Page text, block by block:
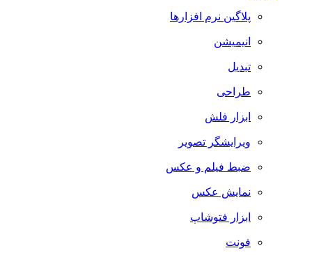
پلاگین نرم افزارها
انیمیشن
تبدیل
طراحی
ابزار فلش
ویرایشگر تصویر
ضبط فيلم و عكس
نمایش عکس
ابزار فتوشاپ
فونت